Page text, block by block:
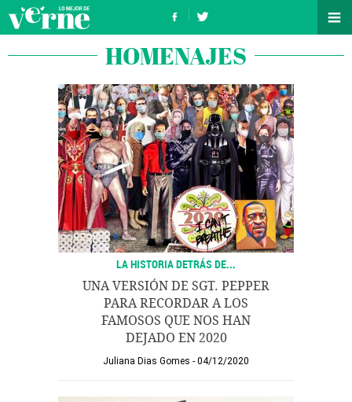
HOMENAJES
LA HISTORIA DETRÁS DE...
UNA VERSIÓN DE SGT. PEPPER
PARA RECORDAR A LOS
FAMOSOS QUE NOS HAN
DEJADO EN 2020
Juliana Dias Gomes 04/12/2020